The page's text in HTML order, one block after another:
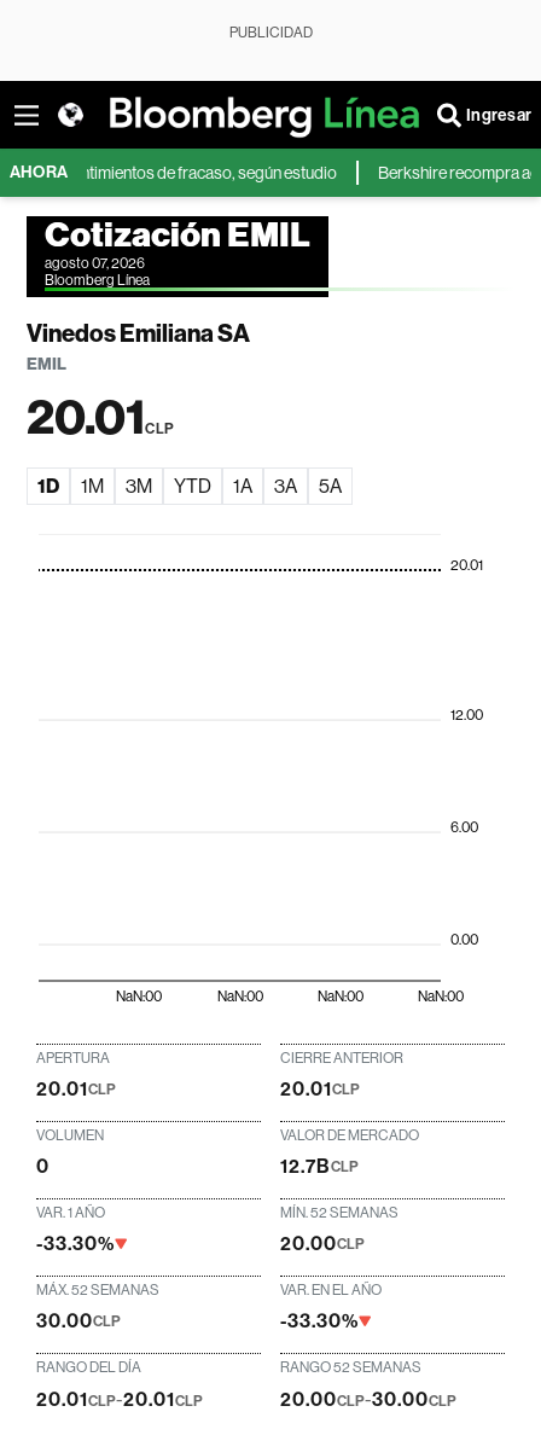
PUBLICIDAD
Ingresar
AHORA de fracaso, según estudio Berkshire recompra acciones
Cotización EMIL
agosto 07, 2026
Bloomberg Línea
Vinedos Emiliana SA
EMIL
20.01CLP
1D 1M 3M YTD 1A 3A 5A
NaN:00 NaN:00 NaN:00 NaN:00
0.00
6.00
12.00
20.01
APERTURA
20.01CLP
CIERRE ANTERIOR
20.01CLP
VOLUMEN
0
VALOR DE MERCADO
12.7BCLP
VAR. 1 AÑO
-33.30%
MÍN. 52 SEMANAS
20.00CLP
MÁX. 52 SEMANAS
30.00CLP
VAR. EN EL AÑO
-33.30%
RANGO DEL DÍA
20.01CLP-20.01CLP
RANGO 52 SEMANAS
20.00CLP-30.00CLP